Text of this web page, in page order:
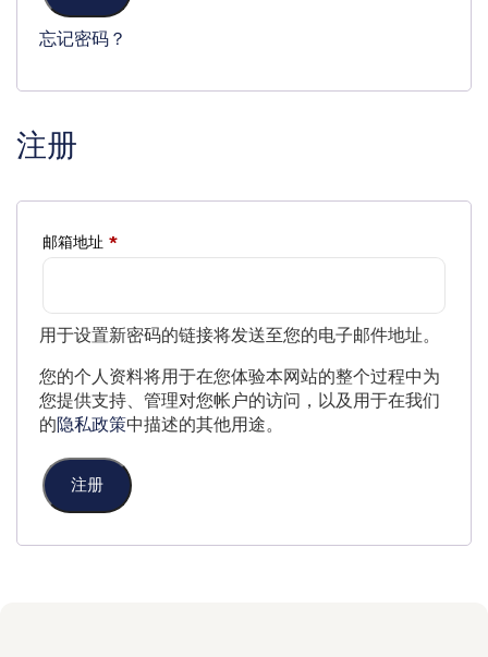
忘记密码？
注册
邮箱地址 *
用于设置新密码的链接将发送至您的电子邮件地址。
您的个人资料将用于在您体验本网站的整个过程中为
您提供支持、管理对您帐户的访问，以及用于在我们
的隐私政策中描述的其他用途。
注册